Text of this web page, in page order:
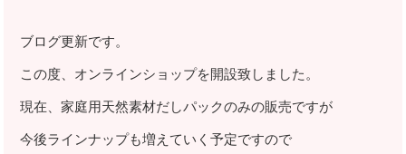
ブログ更新です。
この度、オンラインショップを開設致しました。
現在、家庭用天然素材だしパックのみの販売ですが
今後ラインナップも増えていく予定ですので